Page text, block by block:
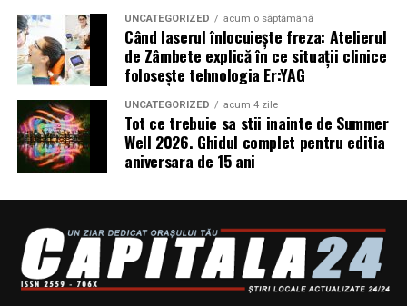
Bratara de acces include un cod PIN care permite
alimentarea online a contului, direct pe platforma
Summer Well.
Solicitarile pentru refund online pot fi facute pana pe
14 august.
Suma minima rambursabila online este de 20 lei. Pentru
sumele mai mici, rambursarea se realizeaza fizic, in
festival.
Refund-ul online este disponibil doar pentru biletele
inregistrate in platforma dedicata de top-up.
UNCATEGORIZED acum o săptămână
Când laserul înlocuiește freza: Atelierul
de Zâmbete explică în ce situații clinice
folosește tehnologia Er:YAG
UNCATEGORIZED acum 4 zile
Tot ce trebuie sa stii inainte de Summer
Well 2026. Ghidul complet pentru editia
aniversara de 15 ani